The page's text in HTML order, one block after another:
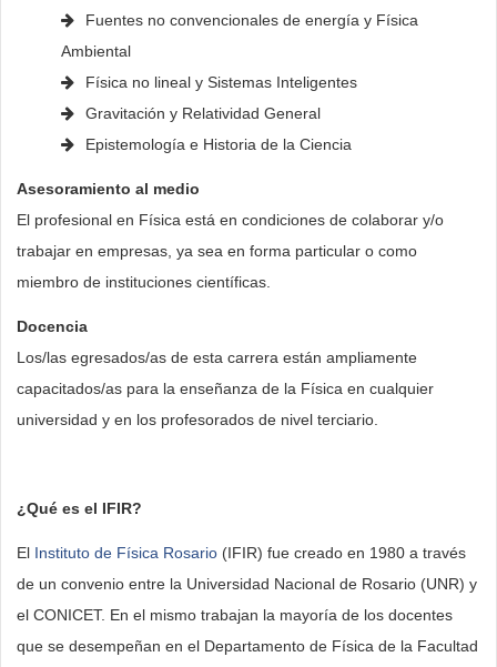
Fuentes no convencionales de energía y Física
Ambiental
Física no lineal y Sistemas Inteligentes
Gravitación y Relatividad General
Epistemología e Historia de la Ciencia
Asesoramiento al medio
El profesional en Física está en condiciones de colaborar y/o
trabajar en empresas, ya sea en forma particular o como
miembro de instituciones científicas.
Docencia
Los/las egresados/as de esta carrera están ampliamente
capacitados/as para la enseñanza de la Física en cualquier
universidad y en los profesorados de nivel terciario.
¿Qué es el IFIR?
El Instituto de Física Rosario (IFIR) fue creado en 1980 a través
de un convenio entre la Universidad Nacional de Rosario (UNR) y
el CONICET. En el mismo trabajan la mayoría de los docentes
que se desempeñan en el Departamento de Física de la Facultad